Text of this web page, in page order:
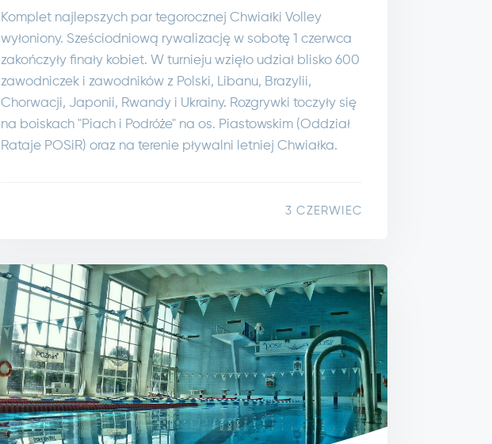
Komplet najlepszych par tegorocznej Chwiałki Volley
wyłoniony. Sześciodniową rywalizację w sobotę 1 czerwca
zakończyły finały kobiet. W turnieju wzięło udział blisko 600
zawodniczek i zawodników z Polski, Libanu, Brazylii,
Chorwacji, Japonii, Rwandy i Ukrainy. Rozgrywki toczyły się
na boiskach "Piach i Podróże" na os. Piastowskim (Oddział
Rataje POSiR) oraz na terenie pływalni letniej Chwiałka.
3 CZERWIEC